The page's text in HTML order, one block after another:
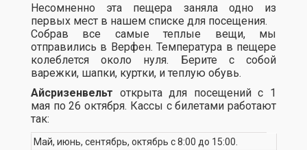
Несомненно эта пещера заняла одно из
первых мест в нашем списке для посещения.
Собрав все самые теплые вещи, мы
отправились в Верфен. Температура в пещере
колеблется около нуля. Берите с собой
варежки, шапки, куртки, и теплую обувь.
Айсризенвельт открыта для посещений с 1
мая по 26 октября. Кассы с билетами работают
так:
Май, июнь, сентябрь, октябрь с 8:00 до 15:00.